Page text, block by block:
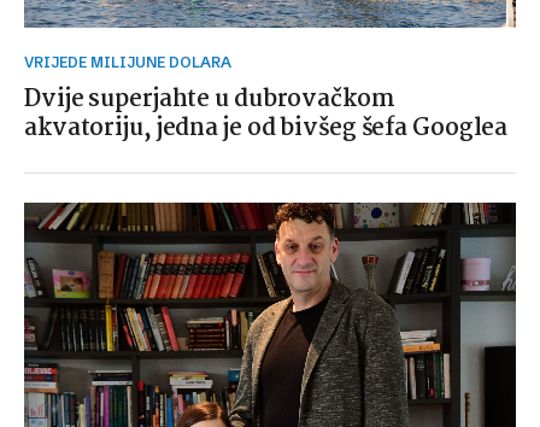
VRIJEDE MILIJUNE DOLARA
Dvije superjahte u dubrovačkom
akvatoriju, jedna je od bivšeg šefa Googlea